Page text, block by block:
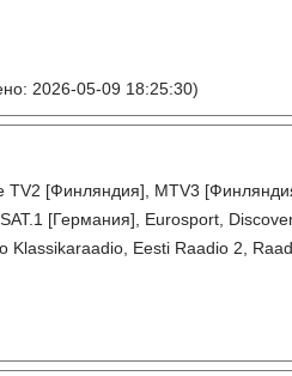
2026-05-09 18:25:30)
TV2 [Финляндия], MTV3
[Германия], Eurosport,
Eesti Raadio 2,